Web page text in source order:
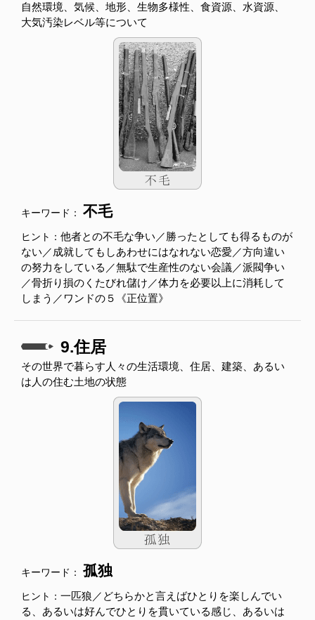
自然環境、気候、地形、生物多様性、食資源、水資源、
大気汚染レベル等について
キーワード： 不毛
ヒント： 他者との不毛な争い／勝ったとしても得るものが
ない／成就してもしあわせにはなれない恋愛／方向違い
の努力をしている／無駄で生産性のない会議／派閥争い
／骨折り損のくたびれ儲け／体力を必要以上に消耗して
しまう／ワンドの５《正位置》
9.住居
その世界で暮らす人々の生活環境、住居、建築、あるい
は人の住む土地の状態
キーワード： 孤独
ヒント： 一匹狼／どちらかと言えばひとりを楽しんでい
る、あるいは好んでひとりを貫いている感じ、あるいは